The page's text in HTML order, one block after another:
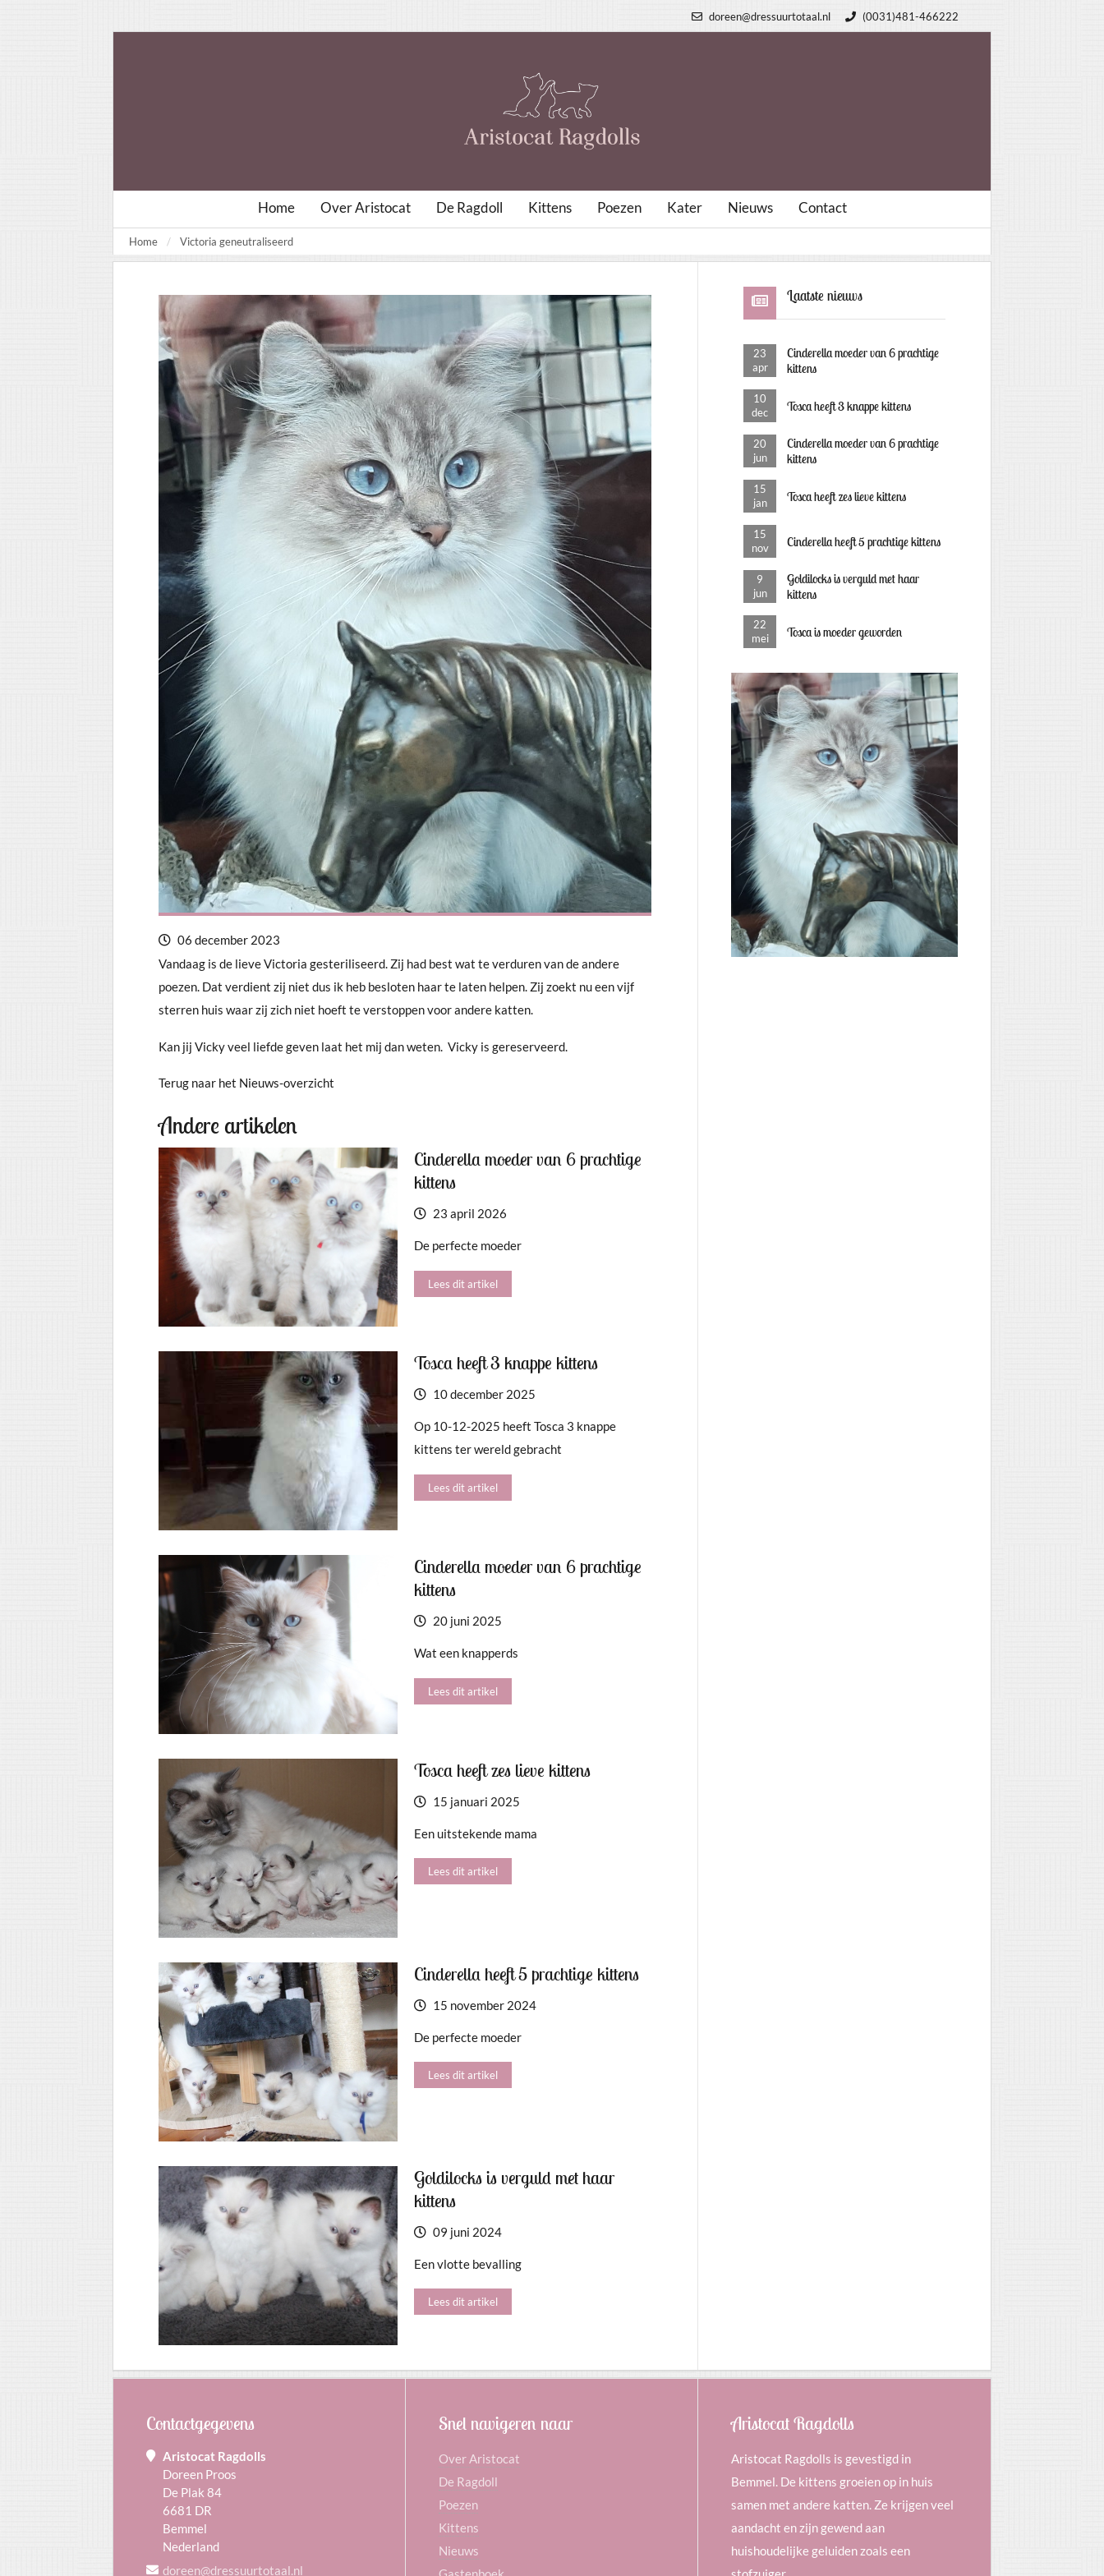
doreen@dressuurtotaal.nl (0031)481-466222
Home Over Aristocat De Ragdoll Kittens Poezen Kater Nieuws Contact
Home Victoria geneutraliseerd
06 december 2023
Vandaag is de lieve Victoria gesteriliseerd. Zij had best wat te verduren van de andere
poezen. Dat verdient zij niet dus ik heb besloten haar te laten helpen. Zij zoekt nu een vijf
sterren huis waar zij zich niet hoeft te verstoppen voor andere katten.
Kan jij Vicky veel liefde geven laat het mij dan weten. Vicky is gereserveerd.
Terug naar het Nieuws-overzicht
Andere artikelen
Cinderella moeder van 6 prachtige
kittens
23 april 2026
De perfecte moeder
Lees dit artikel
Tosca heeft 3 knappe kittens
10 december 2025
Op 10-12-2025 heeft Tosca 3 knappe
kittens ter wereld gebracht
Lees dit artikel
Cinderella moeder van 6 prachtige
kittens
20 juni 2025
Wat een knapperds
Lees dit artikel
Tosca heeft zes lieve kittens
15 januari 2025
Een uitstekende mama
Lees dit artikel
Cinderella heeft 5 prachtige kittens
15 november 2024
De perfecte moeder
Lees dit artikel
Goldilocks is verguld met haar
kittens
09 juni 2024
Een vlotte bevalling
Lees dit artikel
Laatste nieuws
Cinderella moeder van 6 prachtige
kittens
23
apr
Tosca heeft 3 knappe kittens
10
dec
Cinderella moeder van 6 prachtige
kittens
20
jun
Tosca heeft zes lieve kittens
15
jan
Cinderella heeft 5 prachtige kittens
15
nov
Goldilocks is verguld met haar
kittens
9
jun
Tosca is moeder geworden
22
mei
Contactgegevens
Aristocat Ragdolls
Doreen Proos
De Plak 84
6681 DR
Bemmel
Nederland
doreen@dressuurtotaal.nl
Snel navigeren naar
Over Aristocat
De Ragdoll
Poezen
Kittens
Nieuws
Aristocat Ragdolls
Aristocat Ragdolls is gevestigd in
Bemmel. De kittens groeien op in huis
samen met andere katten. Ze krijgen veel
aandacht en zijn gewend aan
huishoudelijke geluiden zoals een